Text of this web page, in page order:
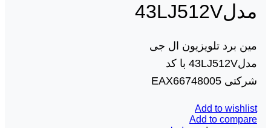
مدل43LJ512V
مین برد تلویزیون ال جی
مدل43LJ512V با کد
شرکتی EAX66748005
Add to wishlist
Add to compare